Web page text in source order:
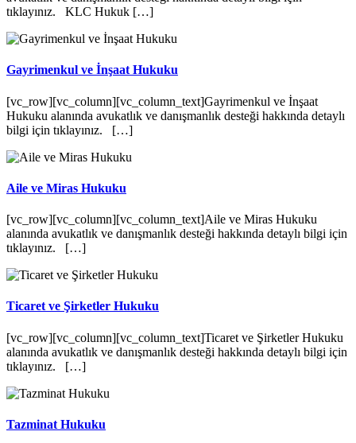
tıklayınız. KLC Hukuk […]
Gayrimenkul ve İnşaat Hukuku
[vc_row][vc_column][vc_column_text]Gayrimenkul ve İnşaat
Hukuku alanında avukatlık ve danışmanlık desteği hakkında detaylı
bilgi için tıklayınız. […]
Aile ve Miras Hukuku
[vc_row][vc_column][vc_column_text]Aile ve Miras Hukuku
alanında avukatlık ve danışmanlık desteği hakkında detaylı bilgi için
tıklayınız. […]
Ticaret ve Şirketler Hukuku
[vc_row][vc_column][vc_column_text]Ticaret ve Şirketler Hukuku
alanında avukatlık ve danışmanlık desteği hakkında detaylı bilgi için
tıklayınız. […]
Tazminat Hukuku